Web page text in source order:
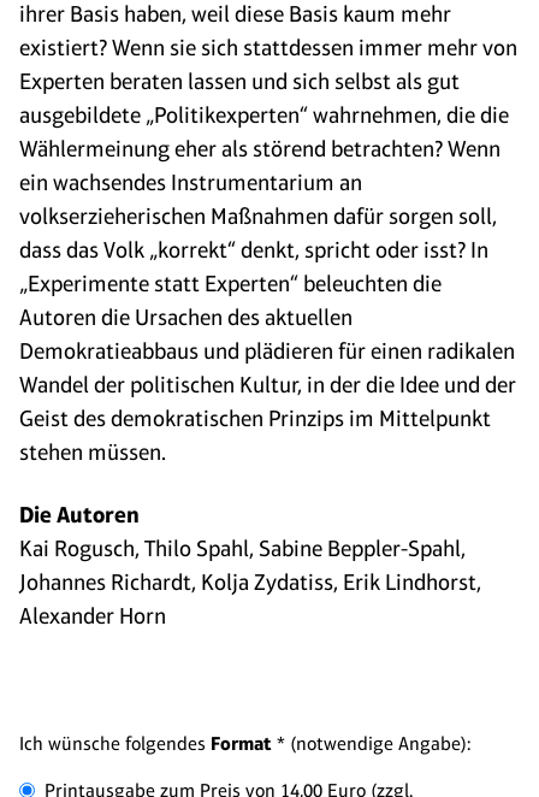
ihrer Basis haben, weil diese Basis kaum mehr
existiert? Wenn sie sich stattdessen immer mehr von
Experten beraten lassen und sich selbst als gut
ausgebildete „Politikexperten“ wahrnehmen, die die
Wählermeinung eher als störend betrachten? Wenn
ein wachsendes Instrumentarium an
volkserzieherischen Maßnahmen dafür sorgen soll,
dass das Volk „korrekt“ denkt, spricht oder isst? In
„Experimente statt Experten“ beleuchten die
Autoren die Ursachen des aktuellen
Demokratieabbaus und plädieren für einen radikalen
Wandel der politischen Kultur, in der die Idee und der
Geist des demokratischen Prinzips im Mittelpunkt
stehen müssen.
Die Autoren
Kai Rogusch, Thilo Spahl, Sabine Beppler-Spahl,
Johannes Richardt, Kolja Zydatiss, Erik Lindhorst,
Alexander Horn
Ich wünsche folgendes Format * (notwendige Angabe):
Printausgabe zum Preis von 14,00 Euro (zzgl.